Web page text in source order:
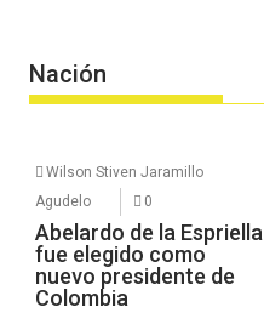
Nación
Wilson Stiven Jaramillo
Agudelo
0
Abelardo de la Espriella
fue elegido como
nuevo presidente de
Colombia